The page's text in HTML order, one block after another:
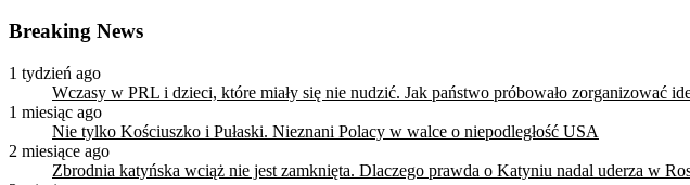
Breaking News
1 tydzień ago
Wczasy w PRL i dzieci, które miały się nie nudzić. Jak państwo próbowało zorganizować
1 miesiąc ago
Nie tylko Kościuszko i Pułaski. Nieznani Polacy w walce o niepodległość USA
2 miesiące ago
Zbrodnia katyńska wciąż nie jest zamknięta. Dlaczego prawda o Katyniu nadal uderza w